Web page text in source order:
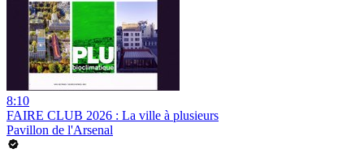
8:10
FAIRE CLUB 2026 : La ville à plusieurs
Pavillon de l'Arsenal